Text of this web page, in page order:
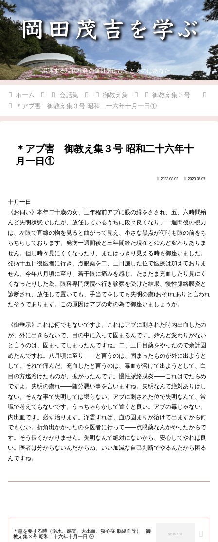
混迷する現代社会の羅針盤にひもとくのはあなた。
ホーム 会話集 御教え集
御教え集３号
＊アブ害 御教え集３号 昭和二十六年十月一日①
＊アブ害 御教え集３号 昭和二十六年十
月一日①
2023.08.02 2023.08.07
十月一日
《お伺い》本年二十歳の女、三年程前アブに眼の縁をさされ、五、六時間殆
んど失明状態でしたが、放任しているうちに段々良くなり、一週間後の視力
は、左眼で直線の物を見ると曲がって見え、小さな黒点が何時も眼の前をち
らちらしております。発病一週間後と三年間経た現在と殆んど変わりありま
せん。但し時々見にくくなったり、またはっきり見える時も御座いました。
発病十五日後医者に行き、点眼薬を二、三日施した位で医療は加えておりま
せん。今年八月頃に至り、若干眼に痛みを感じ、たまたま充血したり見にく
くなったりした為、眼科専門病院へ行き診察を受けた結果、慢性脈絡膜炎と
診断され、放任して置いても、手当てをしても失明の虞(おそ)れありと言われ
たそうであります。この原因はアブの毒の為で御座いましょうか。
《御垂示》これは何でもないですよ。これはアブに刺された時内出血したの
が、外に出きらないで、目の中に入って固まるんです。殆んど変わりがない
と言うのは、固まってしまったんですね。二、三日目薬をやったので余計固
めたんですね。八月頃に至り――と言うのは、固まったものが外に出ようと
して、それで痛んだ。充血したと言うのは、毒血が溶けて出ようとして、白
目の方迄溶けたものが、拡がったんです。慢性脈絡膜炎――これはでたらめ
ですよ。失明の虞れ――随分悪い事を言いますね。失明なんて絶対ありはし
ない。そんな事で失明しては堪らない。アブに刺された位で失明なんて、常
識で考えてもないです。うっちゃらかして置くと良い。アブの毒じゃない。
内出血です。必ず治ります。浄霊すれば、血の固まりが溶けて出ますから何
でもない。折角出かかったのを医者に行って――点眼薬なんかやったからで
す。そう長くかかりません。失明なんて絶対にないから、安心してやれば良
い。医者は分からないんだからね。いい加減な自己判断でやるんだから困る
んですね。
＊急を要する時（溺水、感電、大出血、狭心症,脳溢血等） 御
教え集３号 昭和二十六年十月一日 ②